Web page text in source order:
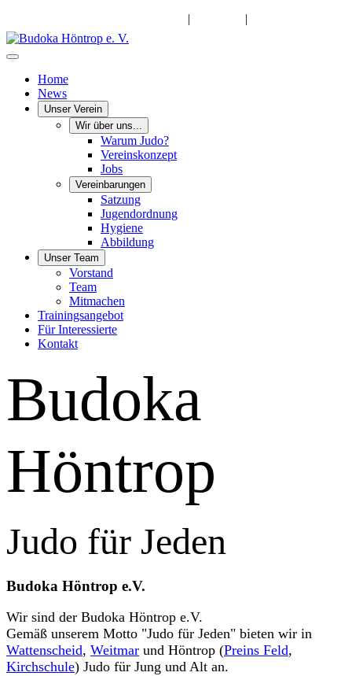
| |
Home
News
Unser Verein
Wir über uns...
Warum Judo?
Vereinskonzept
Jobs
Vereinbarungen
Satzung
Jugendordnung
Hygiene
Abbildung
Unser Team
Vorstand
Team
Mitmachen
Trainingsangebot
Für Interessierte
Kontakt
Budoka
Höntrop
Judo für Jeden
Budoka Höntrop e.V.
Wir sind der Budoka Höntrop e.V.
Gemäß unserem Motto "Judo für Jeden" bieten wir in
Wattenscheid, Weitmar und Höntrop (Preins Feld,
Kirchschule) Judo für Jung und Alt an.